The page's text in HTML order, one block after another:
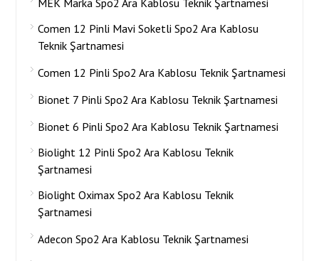
MEK Marka Spo2 Ara Kablosu Teknik Şartnamesi
Comen 12 Pinli Mavi Soketli Spo2 Ara Kablosu
Teknik Şartnamesi
Comen 12 Pinli Spo2 Ara Kablosu Teknik Şartnamesi
Bionet 7 Pinli Spo2 Ara Kablosu Teknik Şartnamesi
Bionet 6 Pinli Spo2 Ara Kablosu Teknik Şartnamesi
Biolight 12 Pinli Spo2 Ara Kablosu Teknik
Şartnamesi
Biolight Oximax Spo2 Ara Kablosu Teknik
Şartnamesi
Adecon Spo2 Ara Kablosu Teknik Şartnamesi